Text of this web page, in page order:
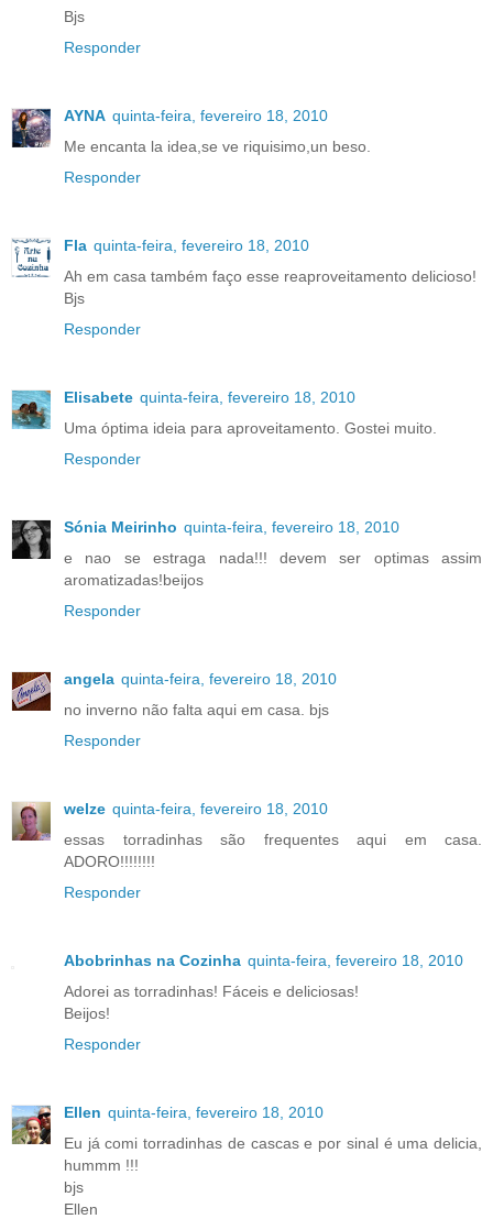
Bjs
Responder
AYNA quinta-feira, fevereiro 18, 2010
Me encanta la idea,se ve riquisimo,un beso.
Responder
Fla quinta-feira, fevereiro 18, 2010
Ah em casa também faço esse reaproveitamento delicioso!
Bjs
Responder
Elisabete quinta-feira, fevereiro 18, 2010
Uma óptima ideia para aproveitamento. Gostei muito.
Responder
Sónia Meirinho quinta-feira, fevereiro 18, 2010
e nao se estraga nada!!! devem ser optimas assim
aromatizadas!beijos
Responder
angela quinta-feira, fevereiro 18, 2010
no inverno não falta aqui em casa. bjs
Responder
welze quinta-feira, fevereiro 18, 2010
essas torradinhas são frequentes aqui em casa.
ADORO!!!!!!!!
Responder
Abobrinhas na Cozinha quinta-feira, fevereiro 18, 2010
Adorei as torradinhas! Fáceis e deliciosas!
Beijos!
Responder
Ellen quinta-feira, fevereiro 18, 2010
Eu já comi torradinhas de cascas e por sinal é uma delicia,
hummm !!!
bjs
Ellen